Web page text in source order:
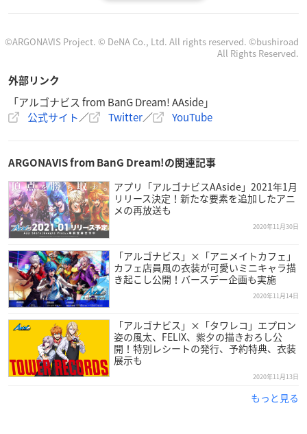
しかし、敗退したバンドは２度と世界を目指すことはできない
出場するのは、世界への憧れと覚悟を胸に
全国から集まった5つのバンド。
バンドをサポートするローディである“あなた”は、
この街、東京で人生一度きりのチャンスを勝ち取らんとする彼
それぞれの青春を懸け「選択」を迫られる青年たち。
願いと挫折、そして運命が絡み合う群像劇が始まる。
▼ダウンロードはこちら
iOS／Android
©ARGONAVIS Project. © DeNA Co., Ltd. All rights reserved. ©bushiroad
All Rights Reserved.
外部リンク
「アルゴナビス from BanG Dream! AAside」
公式サイト／ Twitter／ YouTube
ARGONAVIS from BanG Dream!の関連記事
アプリ「アルゴナビスAAside」2021年1月
リリース決定！新たな要素を追加したアニ
メの再放送も
2020年11月30日
「アルゴナビス」×「アニメイトカフェ」
カフェ店員風の衣装が可愛いミニキャラ描
き起こし公開！バースデー企画も実施
2020年11月14日
「アルゴナビス」×「タワレコ」エプロン
姿の風太、FELIX、紫夕の描きおろし公
開！特別レシートの発行、予約特典、衣装
展示も
2020年11月13日
もっと見る